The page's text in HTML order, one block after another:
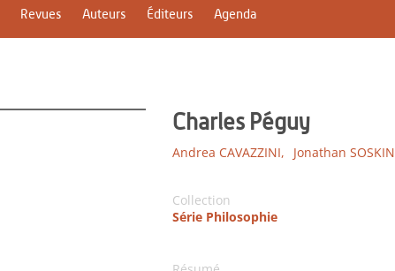
Revues Auteurs Éditeurs Agenda
Charles Péguy
Andrea CAVAZZINI, Jonathan SOSKIN
Collection
Série Philosophie